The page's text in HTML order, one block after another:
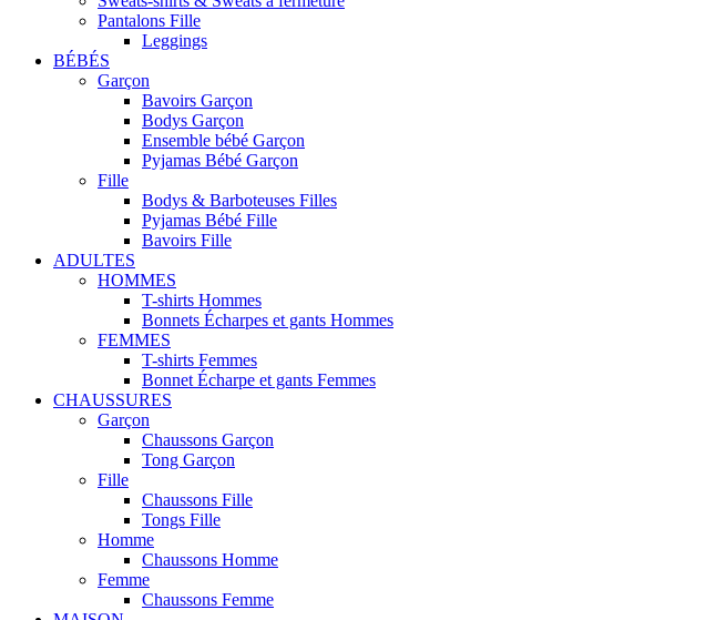
Pantalons Fille
Leggings
BÉBÉS
Garçon
Bavoirs Garçon
Bodys Garçon
Ensemble bébé Garçon
Pyjamas Bébé Garçon
Fille
Bodys & Barboteuses Filles
Pyjamas Bébé Fille
Bavoirs Fille
ADULTES
HOMMES
T-shirts Hommes
Bonnets Écharpes et gants Hommes
FEMMES
T-shirts Femmes
Bonnet Écharpe et gants Femmes
CHAUSSURES
Garçon
Chaussons Garçon
Tong Garçon
Fille
Chaussons Fille
Tongs Fille
Homme
Chaussons Homme
Femme
Chaussons Femme